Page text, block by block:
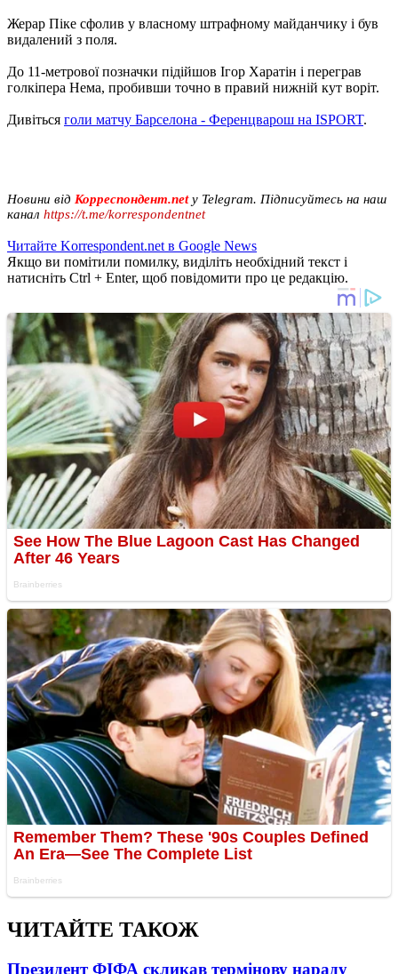
Жерар Піке сфолив у власному штрафному майданчику і був
видалений з поля.
До 11-метрової позначки підійшов Ігор Харатін і переграв
голкіпера Нема, пробивши точно в правий нижній кут воріт.
Дивіться голи матчу Барселона - Ференцварош на ISPORT.
Новини від Корреспондент.netу Telegram. Підписуйтесь на наш
канал https://t.me/korrespondentnet
Читайте Korrespondent.net в Google News
Якщо ви помітили помилку, виділіть необхідний текст і
натисніть Ctrl + Enter, щоб повідомити про це редакцію.
ЧИТАЙТЕ ТАКОЖ
Президент ФІФА скликав термінову нараду